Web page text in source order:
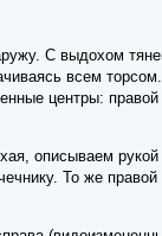
С выдохом
всем
центры:
описываем рукой
То же правой